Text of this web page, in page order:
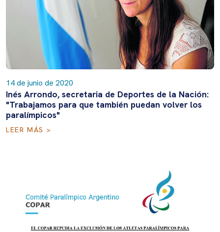
14 de junio de 2020
Inés Arrondo, secretaria de Deportes de la Nación:
"Trabajamos para que también puedan volver los
paralímpicos"
LEER MÁS >